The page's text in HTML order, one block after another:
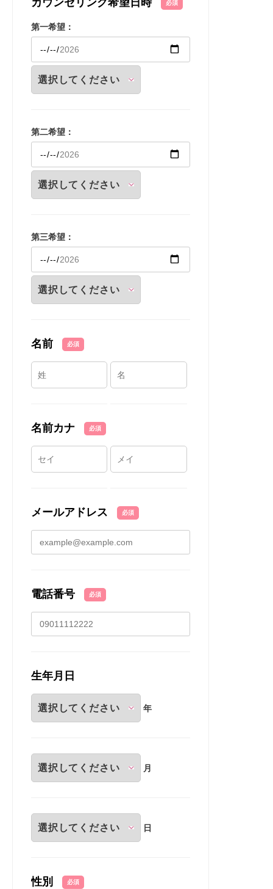
必須
第一希望：
第二希望：
第三希望：
名前 必須
名前カナ 必須
メールアドレス 必須
電話番号 必須
生年月日
年
月
日
性別 必須